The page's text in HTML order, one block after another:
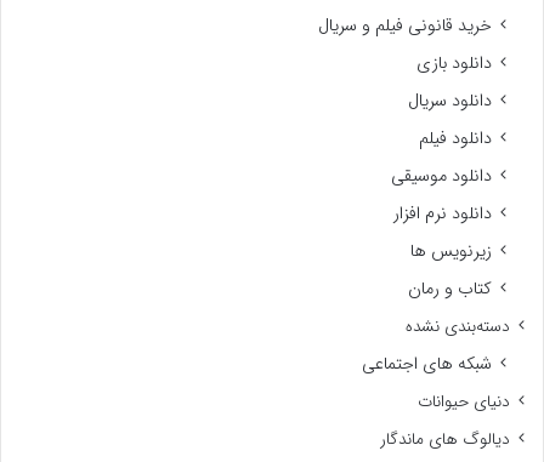
خرید قانونی فیلم و سریال
دانلود بازی
دانلود سریال
دانلود فیلم
دانلود موسیقی
دانلود نرم افزار
زیرنویس ها
کتاب و رمان
دسته‌بندی نشده
شبکه های اجتماعی
دنیای حیوانات
دیالوگ های ماندگار